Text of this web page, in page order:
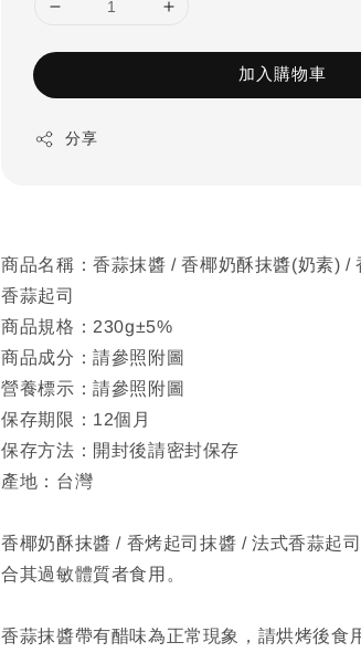
加入購物車
分享
商品名稱：香蒜抹醬 / 香椰奶酥抹醬(奶素) /
香蒜起司
商品規格：230g±5%
商品成分：請參照附圖
營養標示：請參照附圖
保存期限：12個月
保存方法：開封後請密封保存
產地：台灣
香椰奶酥抹醬 / 香烤起司抹醬 / 法式香蒜起
合其過敏體質者食用。
香蒜抹醬帶有醋味為正常現象，請烘烤後食